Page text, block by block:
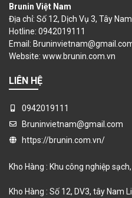
Brunin Việt Nam
Địa chỉ: Số 12, Dịch Vụ 3, Tây
Hotline: 0942019111
Email:
Website: www.brunin.com.vn
LIÊN HỆ
0942019111
Bruninvietnam@gmail.com
https://brunin.com.vn/
Kho Hàng : Khu công nghiệp
Kho Hàng : Số 12, DV3, tây Nam